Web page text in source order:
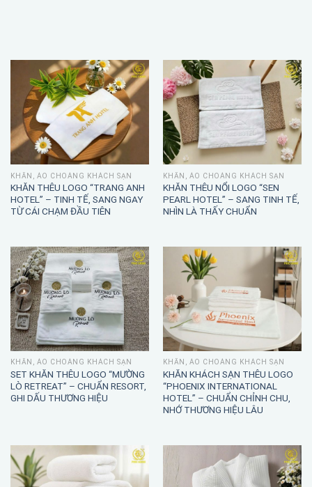
KHĂN, ÁO CHOÀNG KHÁCH SẠN
KHĂN THÊU LOGO “TRANG ANH
HOTEL” – TINH TẾ, SANG NGAY
TỪ CÁI CHẠM ĐẦU TIÊN
KHĂN, ÁO CHOÀNG KHÁCH SẠN
KHĂN THÊU NỔI LOGO “SEN
PEARL HOTEL” – SANG TINH TẾ,
NHÌN LÀ THẤY CHUẨN
KHĂN, ÁO CHOÀNG KHÁCH SẠN
SET KHĂN THÊU LOGO “MƯỜNG
LÒ RETREAT” – CHUẨN RESORT,
GHI DẤU THƯƠNG HIỆU
KHĂN, ÁO CHOÀNG KHÁCH SẠN
KHĂN KHÁCH SẠN THÊU LOGO
“PHOENIX INTERNATIONAL
HOTEL” – CHUẨN CHỈNH CHU,
NHỚ THƯƠNG HIỆU LÂU